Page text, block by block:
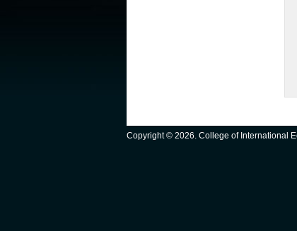
Copyright © 2026. College of International